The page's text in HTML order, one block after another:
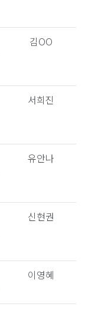
김OO
서희진
유안나
신현권
이영혜